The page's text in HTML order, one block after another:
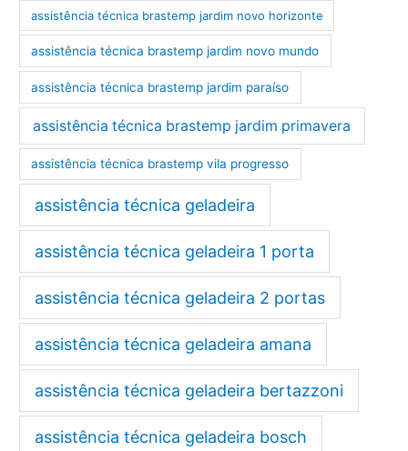
assistência técnica brastemp jardim novo horizonte
assistência técnica brastemp jardim novo mundo
assistência técnica brastemp jardim paraíso
assistência técnica brastemp jardim primavera
assistência técnica brastemp vila progresso
assistência técnica geladeira
assistência técnica geladeira 1 porta
assistência técnica geladeira 2 portas
assistência técnica geladeira amana
assistência técnica geladeira bertazzoni
assistência técnica geladeira bosch